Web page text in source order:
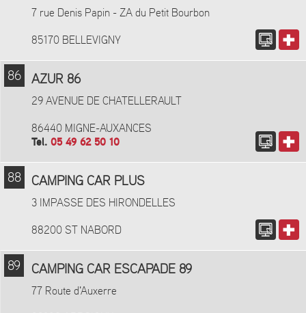
7 rue Denis Papin - ZA du Petit Bourbon
85170 BELLEVIGNY
86 AZUR 86
29 AVENUE DE CHATELLERAULT
86440 MIGNE-AUXANCES
Tel. 05 49 62 50 10
88 CAMPING CAR PLUS
3 IMPASSE DES HIRONDELLES
88200 ST NABORD
89 CAMPING CAR ESCAPADE 89
77 Route d'Auxerre